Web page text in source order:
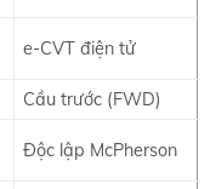
e-CVT điện tử
Cầu trước (FWD)
Độc lập McPherson